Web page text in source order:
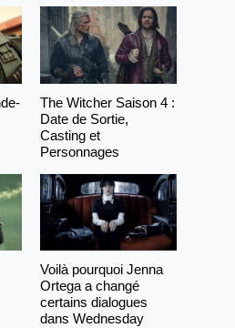
The Witcher Saison 4 :
Date de Sortie,
Casting et
Personnages
Voilà pourquoi Jenna
Ortega a changé
certains dialogues
dans Wednesday